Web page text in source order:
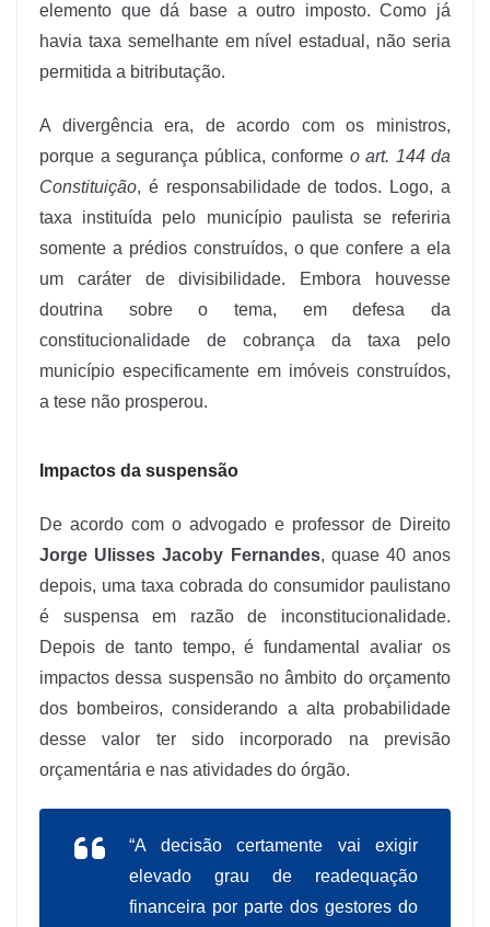
elemento que dá base a outro imposto. Como já
havia taxa semelhante em nível estadual, não seria
permitida a bitributação.
A divergência era, de acordo com os ministros,
porque a segurança pública, conforme o art. 144 da
Constituição, é responsabilidade de todos. Logo, a
taxa instituída pelo município paulista se referiria
somente a prédios construídos, o que confere a ela
um caráter de divisibilidade. Embora houvesse
doutrina sobre o tema, em defesa da
constitucionalidade de cobrança da taxa pelo
município especificamente em imóveis construídos,
a tese não prosperou.
Impactos da suspensão
De acordo com o advogado e professor de Direito
Jorge Ulisses Jacoby Fernandes, quase 40 anos
depois, uma taxa cobrada do consumidor paulistano
é suspensa em razão de inconstitucionalidade.
Depois de tanto tempo, é fundamental avaliar os
impactos dessa suspensão no âmbito do orçamento
dos bombeiros, considerando a alta probabilidade
desse valor ter sido incorporado na previsão
orçamentária e nas atividades do órgão.
“A decisão certamente vai exigir
elevado grau de readequação
financeira por parte dos gestores do